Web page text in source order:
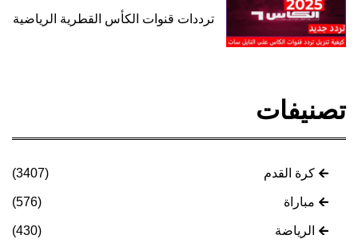
ترددات قنوات الكأس القطرية الرياضية
تصنيفات
كرة القدم (3407)
مباراة (576)
الرياضة (430)